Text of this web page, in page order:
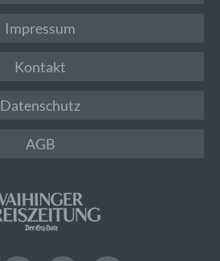
Impressum
Kontakt
Datenschutz
AGB